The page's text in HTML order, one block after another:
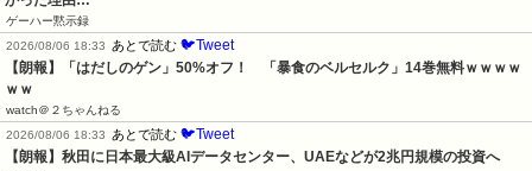
ゲーハー黙示録
2026/08/06 18:33 あとで読む 🐦Tweet
【朗報】「はだしのゲン」50%オフ！　「暴食のベルセルク」14巻無料ｗｗｗｗ
ｗｗ
watch＠２ちゃんねる
2026/08/06 18:33 あとで読む 🐦Tweet
【朗報】秋田に日本最大級AIデータセンター、UAEなどが2兆円規模の投資へ